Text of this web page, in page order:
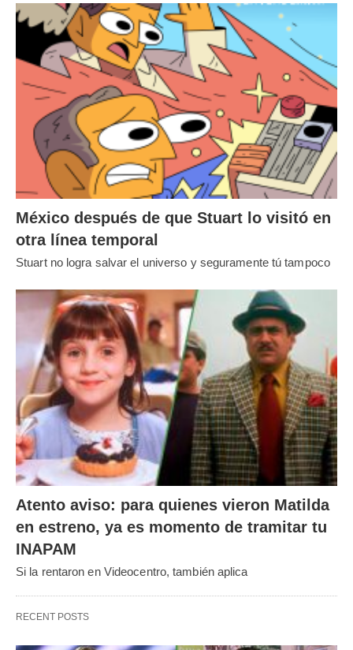
México después de que Stuart lo visitó en
otra línea temporal
Stuart no logra salvar el universo y seguramente tú tampoco
Atento aviso: para quienes vieron Matilda
en estreno, ya es momento de tramitar tu
INAPAM
Si la rentaron en Videocentro, también aplica
RECENT POSTS